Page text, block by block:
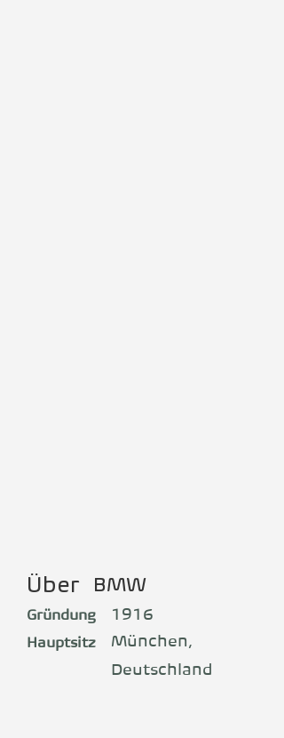
Über BMW
Gründung
Hauptsitz
1916
München,
Deutschland